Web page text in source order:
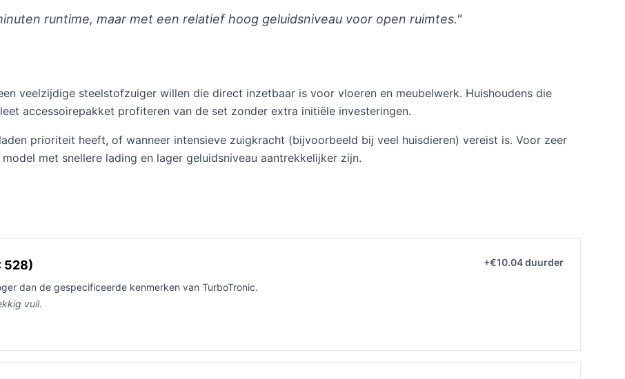
runtime, maar met een relatief hoog geluidsniveau voor open ruimtes."
veelzijdige steelstofzuiger willen die direct inzetbaar is voor vloeren en meubelwerk. Huishoudens die
accessoirepakket profiteren van de set zonder extra initiële investeringen.
prioriteit heeft, of wanneer intensieve zuigkracht (bijvoorbeeld bij veel huisdieren) vereist is. Voor zeer
met snellere lading en lager geluidsniveau aantrekkelijker zijn.
528) +€10.04 duurder
dan de gespecificeerde kenmerken van TurboTronic.
vuil.